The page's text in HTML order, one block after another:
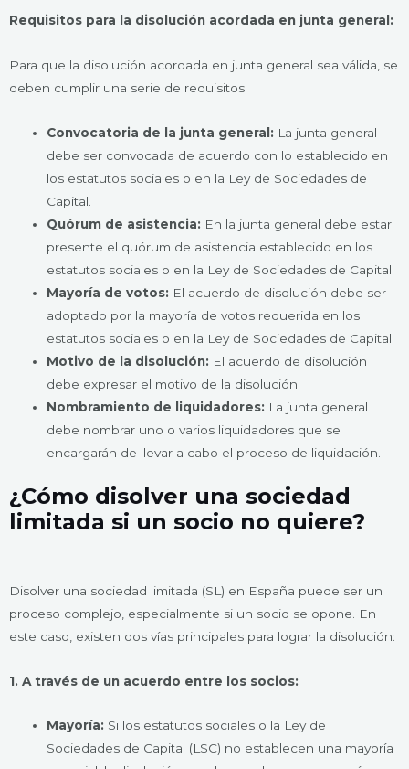
Requisitos para la disolución acordada en junta general:
Para que la disolución acordada en junta general sea válida, se
deben cumplir una serie de requisitos:
Convocatoria de la junta general: La junta general
debe ser convocada de acuerdo con lo establecido en
los estatutos sociales o en la Ley de Sociedades de
Capital.
Quórum de asistencia: En la junta general debe estar
presente el quórum de asistencia establecido en los
estatutos sociales o en la Ley de Sociedades de Capital.
Mayoría de votos: El acuerdo de disolución debe ser
adoptado por la mayoría de votos requerida en los
estatutos sociales o en la Ley de Sociedades de Capital.
Motivo de la disolución: El acuerdo de disolución
debe expresar el motivo de la disolución.
Nombramiento de liquidadores: La junta general
debe nombrar uno o varios liquidadores que se
encargarán de llevar a cabo el proceso de liquidación.
¿Cómo disolver una sociedad
limitada si un socio no quiere?
Disolver una sociedad limitada (SL) en España puede ser un
proceso complejo, especialmente si un socio se opone. En
este caso, existen dos vías principales para lograr la disolución:
1. A través de un acuerdo entre los socios:
Mayoría: Si los estatutos sociales o la Ley de
Sociedades de Capital (LSC) no establecen una mayoría